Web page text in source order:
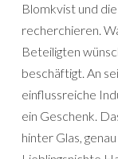
Blomkvist und
recherchieren.
Beteiligten
beschäftigt. An
einflussreiche
ein Geschenk.
hinter Glas,